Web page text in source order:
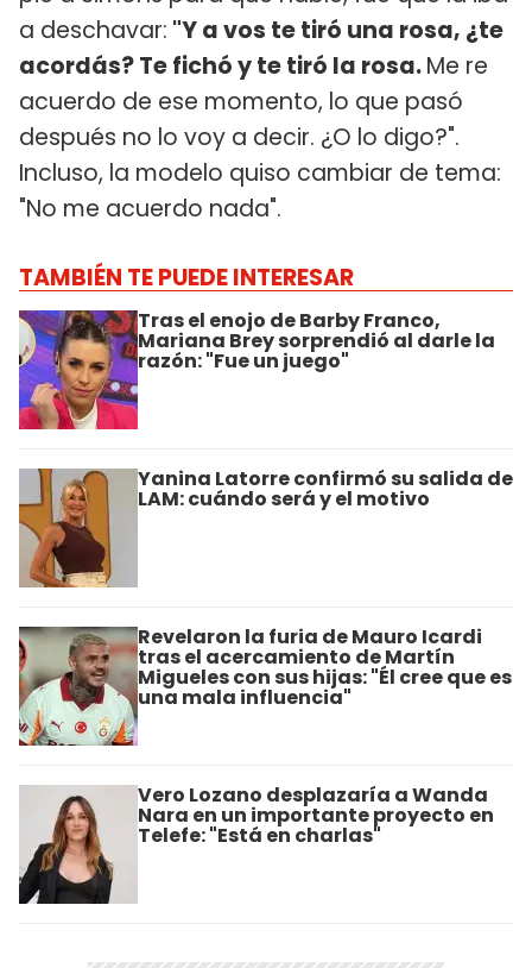
a deschavar: "Y a vos te tiró una rosa, ¿te
acordás? Te fichó y te tiró la rosa.Me re
acuerdo de ese momento, lo que pasó
después no lo voy a decir. ¿O lo digo?".
Incluso, la modelo quiso cambiar de tema:
"No me acuerdo nada".
TAMBIÉN TE PUEDE INTERESAR
Tras el enojo de Barby Franco,
Mariana Brey sorprendió al darle la
razón: "Fue un juego"
Yanina Latorre confirmó su salida de
LAM: cuándo será y el motivo
Revelaron la furia de Mauro Icardi
tras el acercamiento de Martín
Migueles con sus hijas: "Él cree que es
una mala influencia"
Vero Lozano desplazaría a Wanda
Nara en un importante proyecto en
Telefe: "Está en charlas"